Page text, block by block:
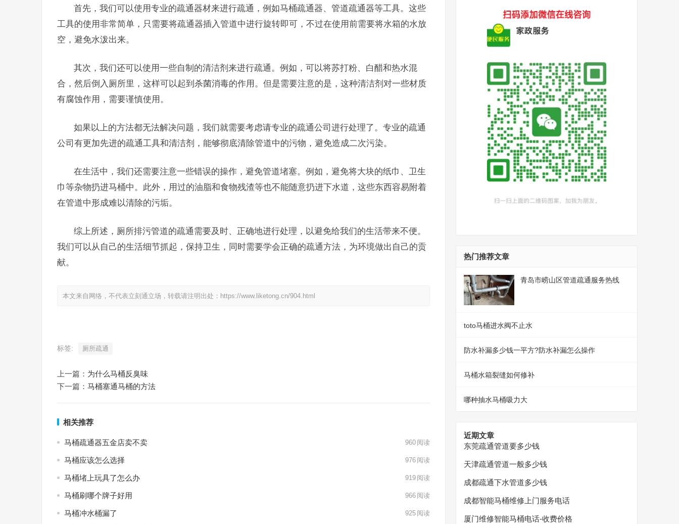
首先，我们可以使用专业的疏通器材来进行疏通，例如马桶疏通器、管道疏通器等工具。这些
工具的使用非常简单，只需要将疏通器插入管道中进行旋转即可，不过在使用前需要将水箱的水放
空，避免水泼出来。
其次，我们还可以使用一些自制的清洁剂来进行疏通。例如，可以将苏打粉、白醋和热水混
合，然后倒入厕所里，这样可以起到杀菌消毒的作用。但是需要注意的是，这种清洁剂对一些材质
有腐蚀作用，需要谨慎使用。
如果以上的方法都无法解决问题，我们就需要考虑请专业的疏通公司进行处理了。专业的疏通
公司有更加先进的疏通工具和清洁剂，能够彻底清除管道中的污物，避免造成二次污染。
在生活中，我们还需要注意一些错误的操作，避免管道堵塞。例如，避免将大块的纸巾、卫生
巾等杂物扔进马桶中。此外，用过的油脂和食物残渣等也不能随意扔进下水道，这些东西容易附着
在管道中形成难以清除的污垢。
综上所述，厕所排污管道的疏通需要及时、正确地进行处理，以避免给我们的生活带来不便。
我们可以从自己的生活细节抓起，保持卫生，同时需要学会正确的疏通方法，为环境做出自己的贡
献。
本文来自网络，不代表立刻通立场，转载请注明出处：https://www.liketong.cn/904.html
标签: 厕所疏通
上一篇： 为什么马桶反臭味
下一篇： 马桶塞通马桶的方法
相关推荐
马桶疏通器五金店卖不卖 960 阅读
马桶应该怎么选择 976 阅读
马桶堵上玩具了怎么办 919 阅读
马桶刷哪个牌子好用 966 阅读
马桶冲水桶漏了 925 阅读
热门推荐文章
青岛市崂山区管道疏通服务热线
toto马桶进水阀不止水
防水补漏多少钱一平方?防水补漏怎么操作
马桶水箱裂缝如何修补
哪种抽水马桶吸力大
近期文章
东莞疏通管道要多少钱
天津疏通管道一般多少钱
成都疏通下水管道多少钱
成都智能马桶维修上门服务电话
厦门维修智能马桶电话-收费价格